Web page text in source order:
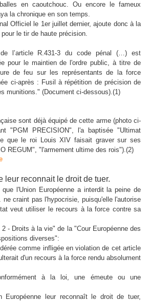
en caoutchouc. Ou encore le fameux
la chronique en son temps.
Officiel le 1er juillet dernier, ajoute donc à la
le tir de haute précision.
l’article R.431-3 du code pénal (…) est
pour le maintien de l'ordre public, à titre de
de feu sur les représentants de la force
ci-après : Fusil à répétition de précision de
munitions." (Document ci-dessous).(1)
sont déjà équipé de cette arme (photo ci-
"PGM PRECISION", l'a baptisée "Ultimat
que le roi Louis XIV faisait graver sur ses
REGUM", "l'armement ultime des rois").(2)
leur reconnait le droit de tuer.
l'Union Européenne a interdit la peine de
craint pas l'hypocrisie, puisqu'elle l'autorise
veut utiliser le recours à la force contre sa
- Droits à la vie" de la "Cour Européenne des
diverses":
comme infligée en violation de cet article
d'un recours à la force rendu absolument
à la loi, une émeute ou une
Européenne leur reconnaît le droit de tuer,